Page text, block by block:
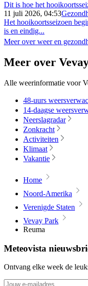
Dit is hoe het
11 juli 2026, 04:53
Het hooikoortsseizoen
is en eindig...
Meer over weer en
Meer over
Alle weerinformatie voor
48-uurs
14-daagse
Neerslagradar
Zonkracht
Activiteiten
Klimaat
Vakantie
Home
Noord-Amerika
Verenigde Staten
Vevay Park
Reuma
Meteovista
Ontvang elke week de